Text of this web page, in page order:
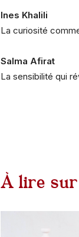
Ines Khalili
La curiosité
Salma Afirat
La sensibilité qui
À lire sur